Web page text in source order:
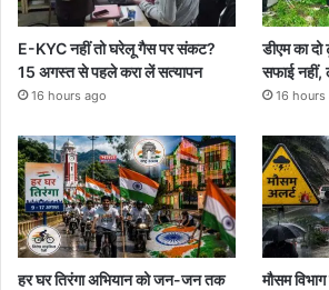
E-KYC नहीं तो घरेलू गैस पर संकट?
15 अगस्त से पहले करा लें सत्यापन
16 hours ago
डीएम का
सफाई नहीं,
16 hours
हर घर तिरंगा अभियान को जन-जन तक
मौसम